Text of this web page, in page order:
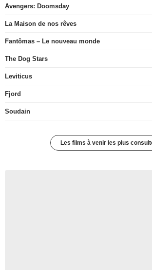
Avengers: Doomsday
La Maison de nos rêves
Fantômas – Le nouveau monde
The Dog Stars
Leviticus
Fjord
Soudain
Les films à venir les plus